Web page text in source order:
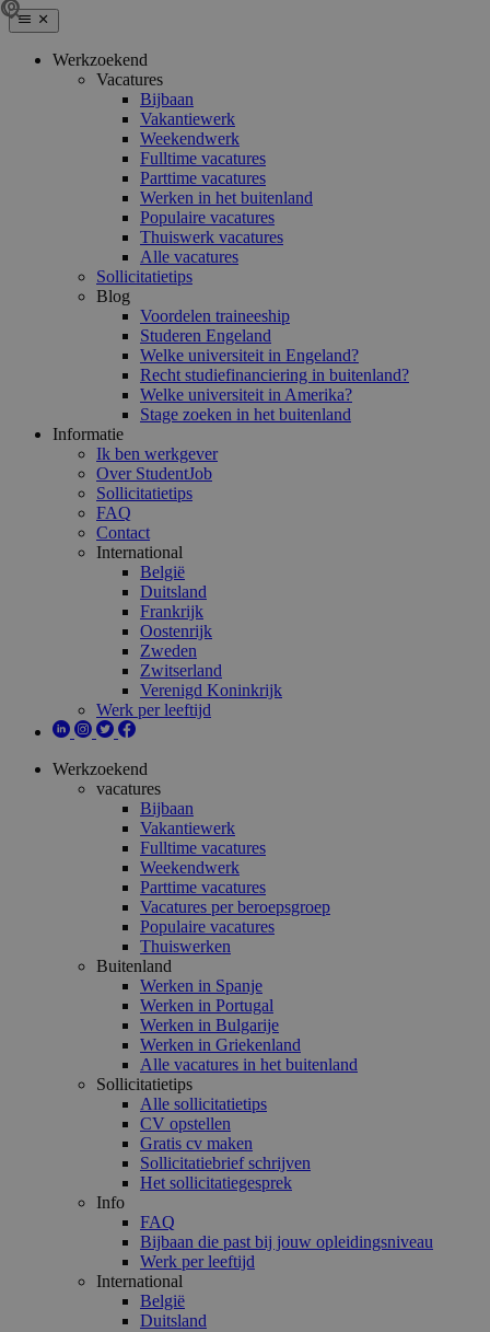
Werkzoekend
Vacatures
Bijbaan
Vakantiewerk
Weekendwerk
Fulltime vacatures
Parttime vacatures
Werken in het buitenland
Populaire vacatures
Thuiswerk vacatures
Alle vacatures
Sollicitatietips
Blog
Voordelen traineeship
Studeren Engeland
Welke universiteit in Engeland?
Recht studiefinanciering in buitenland?
Welke universiteit in Amerika?
Stage zoeken in het buitenland
Informatie
Ik ben werkgever
Over StudentJob
Sollicitatietips
FAQ
Contact
International
België
Duitsland
Frankrijk
Oostenrijk
Zweden
Zwitserland
Verenigd Koninkrijk
Werk per leeftijd
Werkzoekend
vacatures
Bijbaan
Vakantiewerk
Fulltime vacatures
Weekendwerk
Parttime vacatures
Vacatures per beroepsgroep
Populaire vacatures
Thuiswerken
Buitenland
Werken in Spanje
Werken in Portugal
Werken in Bulgarije
Werken in Griekenland
Alle vacatures in het buitenland
Sollicitatietips
Alle sollicitatietips
CV opstellen
Gratis cv maken
Sollicitatiebrief schrijven
Het sollicitatiegesprek
Info
FAQ
Bijbaan die past bij jouw opleidingsniveau
Werk per leeftijd
International
België
Duitsland